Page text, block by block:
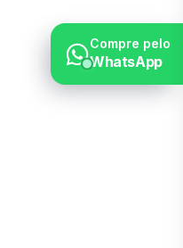
Compre pelo
WhatsApp